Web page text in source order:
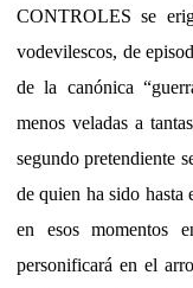
CONTROLES se
vodevilescos, de
de la canónica
menos veladas a
segundo pretendiente
de quien ha sido hasta
en esos momentos
personificará en el